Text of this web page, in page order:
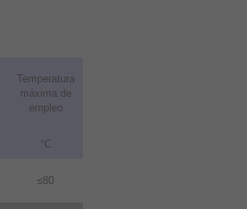
Temperatura
máxima de
empleo
°C
≤80